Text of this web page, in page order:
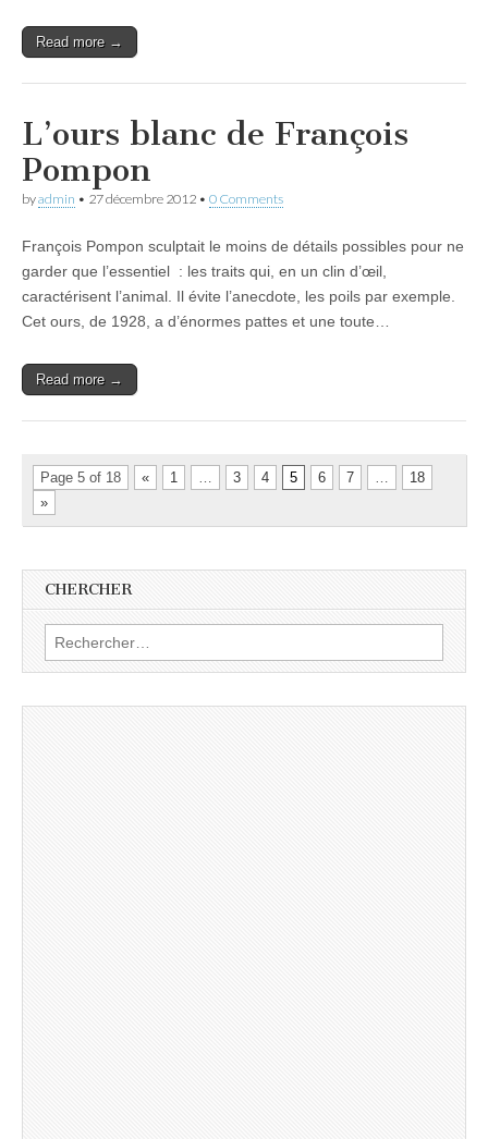
Read more →
L’ours blanc de François
Pompon
byadmin • 27 décembre 2012 • 0 Comments
François Pompon sculptait le moins de détails possibles pour ne
garder que l’essentiel : les traits qui, en un clin d’œil,
caractérisent l’animal. Il évite l’anecdote, les poils par exemple.
Cet ours, de 1928, a d’énormes pattes et une toute…
Read more →
Page 5 of 18 « 1 … 3 4 5 6 7 …
18
»
CHERCHER
Rechercher :